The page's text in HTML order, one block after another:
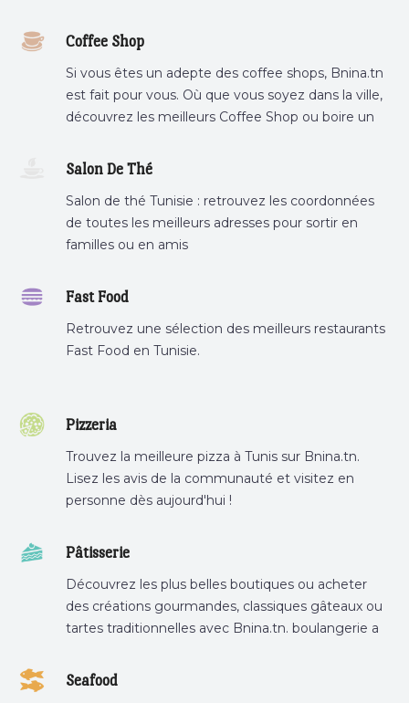
Coffee Shop
Si vous êtes un adepte des coffee shops, Bnina.tn
est fait pour vous. Où que vous soyez dans la ville,
découvrez les meilleurs Coffee Shop ou boire un
Salon De Thé
Salon de thé Tunisie : retrouvez les coordonnées
de toutes les meilleurs adresses pour sortir en
familles ou en amis
Fast Food
Retrouvez une sélection des meilleurs restaurants
Fast Food en Tunisie.
Pizzeria
Trouvez la meilleure pizza à Tunis sur Bnina.tn.
Lisez les avis de la communauté et visitez en
personne dès aujourd'hui !
Pâtisserie
Découvrez les plus belles boutiques ou acheter
des créations gourmandes, classiques gâteaux ou
tartes traditionnelles avec Bnina.tn. boulangerie a
tunis, pâtisserie sousse .
Seafood